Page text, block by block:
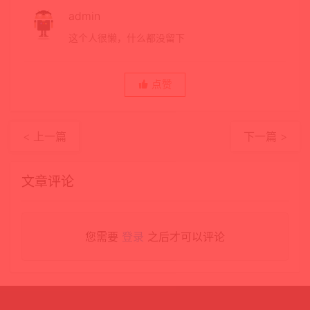
admin
点赞
文章评论
您需要 登录 之后才可以评论